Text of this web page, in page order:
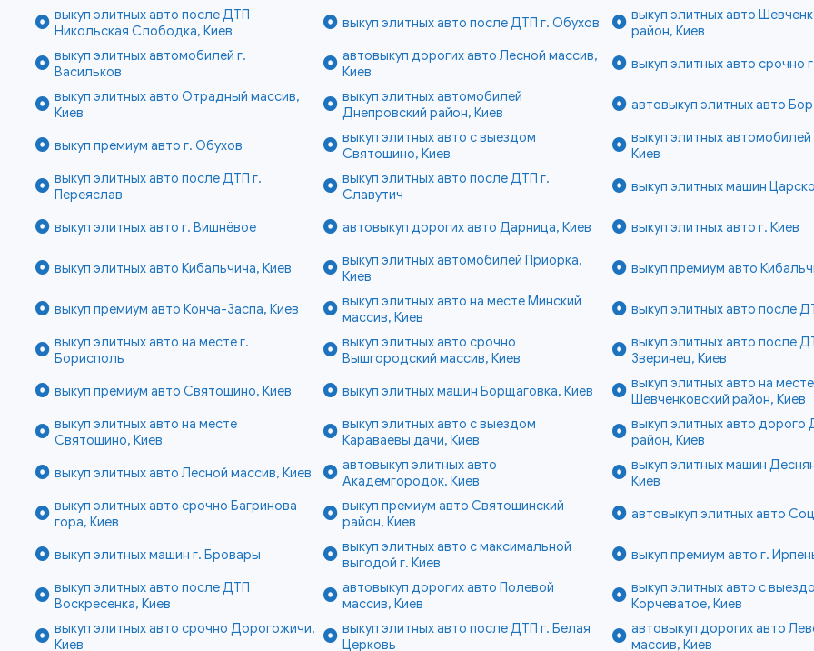
выкуп элитных авто после ДТП
Никольская Слободка, Киев
выкуп элитных авто после ДТП г. Обухов
выкуп элитных авто
район, Киев
выкуп элитных автомобилей г.
Васильков
автовыкуп дорогих авто Лесной массив,
Киев
выкуп элитных авто срочно
выкуп элитных авто Отрадный массив,
Киев
выкуп элитных автомобилей
Днепровский район, Киев
автовыкуп элитных авто
выкуп премиум авто г. Обухов
выкуп элитных авто с выездом
Святошино, Киев
выкуп элитных автомобилей
Киев
выкуп элитных авто после ДТП г.
Переяслав
выкуп элитных авто после ДТП г.
Славутич
выкуп элитных машин
выкуп элитных авто г. Вишнёвое автовыкуп дорогих авто Дарница, Киев выкуп элитных авто г. Киев
выкуп элитных авто Кибальчича, Киев
выкуп элитных автомобилей Приорка,
Киев
выкуп премиум авто
выкуп премиум авто Конча-Заспа, Киев
выкуп элитных авто на месте Минский
массив, Киев
выкуп элитных авто после
выкуп элитных авто на месте г.
Борисполь
выкуп элитных авто срочно
Вышгородский массив, Киев
выкуп элитных авто после
Зверинец, Киев
выкуп премиум авто Святошино, Киев
выкуп элитных машин Борщаговка, Киев
выкуп элитных авто на месте
Шевченковский район, Киев
выкуп элитных авто на месте
Святошино, Киев
выкуп элитных авто с выездом
Караваевы дачи, Киев
выкуп элитных авто дорого
район, Киев
выкуп элитных авто Лесной массив, Киев
автовыкуп элитных авто
Академгородок, Киев
выкуп элитных машин
Киев
выкуп элитных авто срочно Багринова
гора, Киев
выкуп премиум авто Святошинский
район, Киев
автовыкуп элитных авто
выкуп элитных машин г. Бровары
выкуп элитных авто с максимальной
выгодой г. Киев
выкуп премиум авто г.
выкуп элитных авто после ДТП
Воскресенка, Киев
автовыкуп дорогих авто Полевой
массив, Киев
выкуп элитных авто с
Корчеватое, Киев
выкуп элитных авто срочно Дорогожичи,
Киев
выкуп элитных авто после ДТП г. Белая
Церковь
автовыкуп дорогих авто
массив, Киев